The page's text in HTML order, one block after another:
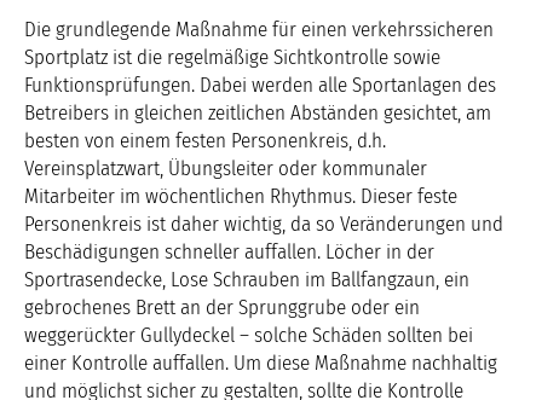
Die grundlegende Maßnahme für einen verkehrssicheren
Sportplatz ist die regelmäßige Sichtkontrolle sowie
Funktionsprüfungen. Dabei werden alle Sportanlagen des
Betreibers in gleichen zeitlichen Abständen gesichtet, am
besten von einem festen Personenkreis, d.h.
Vereinsplatzwart, Übungsleiter oder kommunaler
Mitarbeiter im wöchentlichen Rhythmus. Dieser feste
Personenkreis ist daher wichtig, da so Veränderungen und
Beschädigungen schneller auffallen. Löcher in der
Sportrasendecke, Lose Schrauben im Ballfangzaun, ein
gebrochenes Brett an der Sprunggrube oder ein
weggerückter Gullydeckel – solche Schäden sollten bei
einer Kontrolle auffallen. Um diese Maßnahme nachhaltig
und möglichst sicher zu gestalten, sollte die Kontrolle